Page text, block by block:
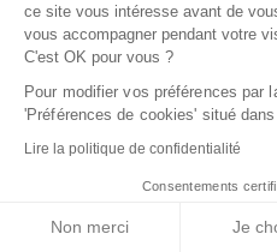
ce site vous intéresse avant de
vous accompagner pendant votre
C'est OK pour vous ?
Pour modifier vos préférences par
'Préférences de cookies' situé dans
Lire la politique de confidentialité
Consentements
Non merci Je